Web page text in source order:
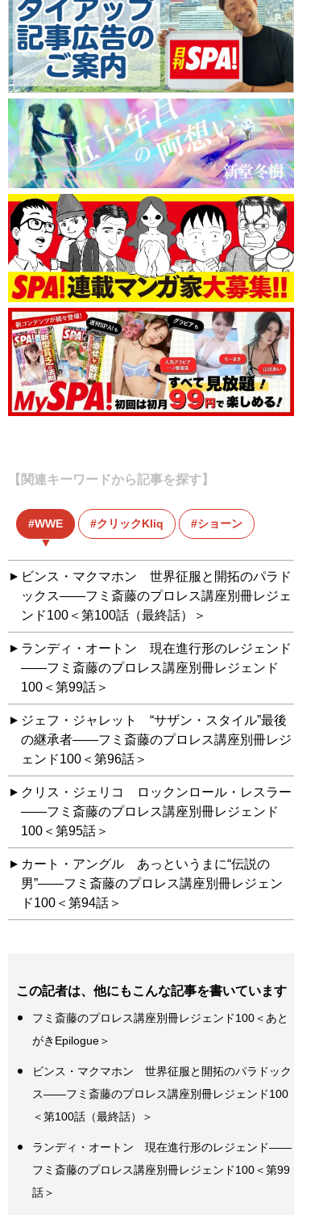
【関連キーワードから記事を探す】
WWE クリックKliq ショーン
ビンス・マクマホン 世界征服と開拓のパラド
ックス――フミ斎藤のプロレス講座別冊レジェ
ンド100＜第100話（最終話）＞
ランディ・オートン 現在進行形のレジェンド
――フミ斎藤のプロレス講座別冊レジェンド
100＜第99話＞
ジェフ・ジャレット “サザン・スタイル”最後
の継承者――フミ斎藤のプロレス講座別冊レジ
ェンド100＜第96話＞
クリス・ジェリコ ロックンロール・レスラー
――フミ斎藤のプロレス講座別冊レジェンド
100＜第95話＞
カート・アングル あっというまに“伝説の
男”――フミ斎藤のプロレス講座別冊レジェン
ド100＜第94話＞
この記者は、他にもこんな記事を書いています
フミ斎藤のプロレス講座別冊レジェンド100＜あと
がきEpilogue＞
ビンス・マクマホン 世界征服と開拓のパラドック
ス――フミ斎藤のプロレス講座別冊レジェンド100
＜第100話（最終話）＞
ランディ・オートン 現在進行形のレジェンド――
フミ斎藤のプロレス講座別冊レジェンド100＜第99
話＞